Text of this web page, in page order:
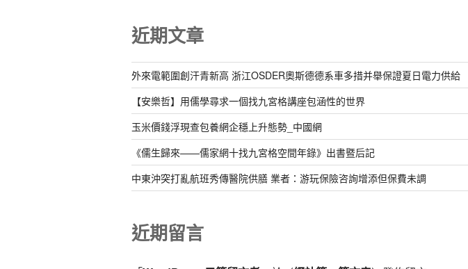
近期文章
外來電範圍創汗青新高 浙江OSDER奧斯德德系車多措并舉保證夏日電力供給
【安樂哲】用儒學尋求一個找九宮格講座包涵性的世界
玉米價錢浮現查包養網企穩上升態勢_中國網
《儒生歸來——儒家網十找九宮格空間年錄》出書暨后記
中東沖突打亂航班秀傳醫院供膳 業者：游玩保險咨詢增添但保費未調
近期留言